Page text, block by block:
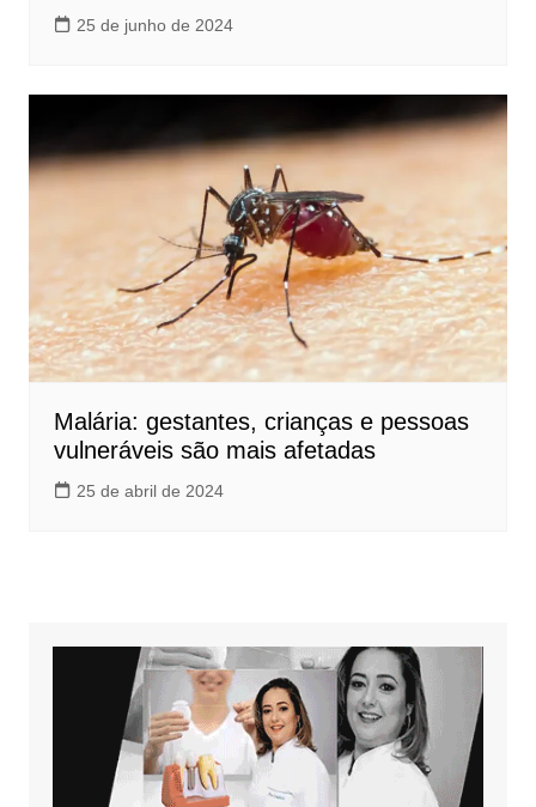
25 de junho de 2024
Malária: gestantes, crianças e pessoas
vulneráveis são mais afetadas
25 de abril de 2024